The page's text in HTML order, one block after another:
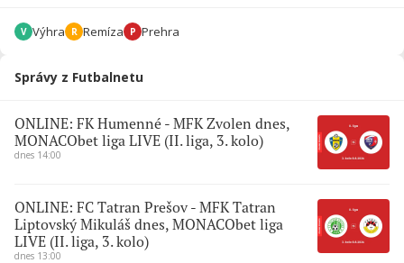
V Výhra R Remíza P Prehra
Správy z Futbalnetu
ONLINE: FK Humenné - MFK Zvolen dnes,
MONACObet liga LIVE (II. liga, 3. kolo)
dnes 14:00
ONLINE: FC Tatran Prešov - MFK Tatran
Liptovský Mikuláš dnes, MONACObet liga
LIVE (II. liga, 3. kolo)
dnes 13:00